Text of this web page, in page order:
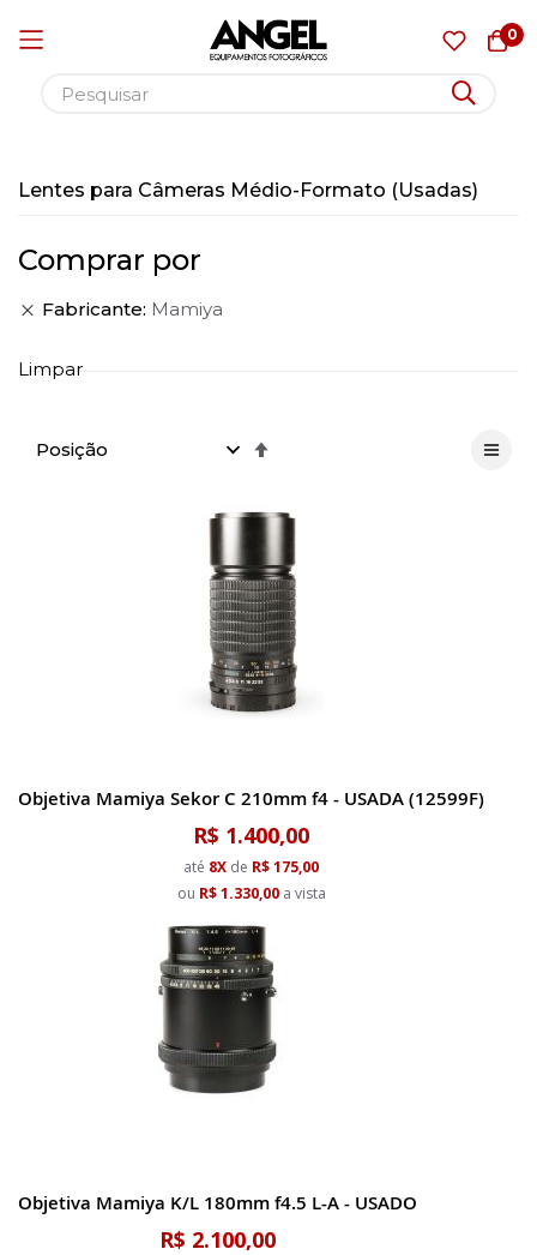
0
para
conteúdo
Lentes para Câmeras Médio-Formato (Usadas)
Decrescente
Objetiva Mamiya Sekor C 210mm f4 - USADA (12599F)
R$ 1.400,00
até 8X de R$ 175,00
ou R$ 1.330,00a vista
Objetiva Mamiya K/L 180mm f4.5 L-A - USADO
R$ 2.100,00
Comprar por
Fabricante Mamiya
Limpar